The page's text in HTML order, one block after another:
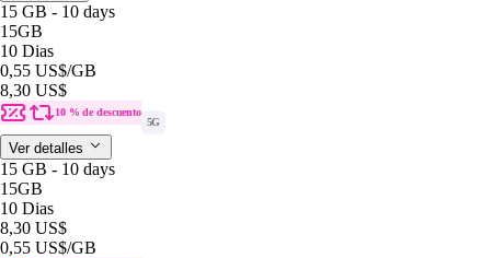
15 GB - 10 days
15GB
10 Dias
0,55 US$/GB
8,30 US$
10 % de descuento
5G
Ver detalles
15 GB - 10 days
15GB
10 Dias
8,30 US$
0,55 US$/GB